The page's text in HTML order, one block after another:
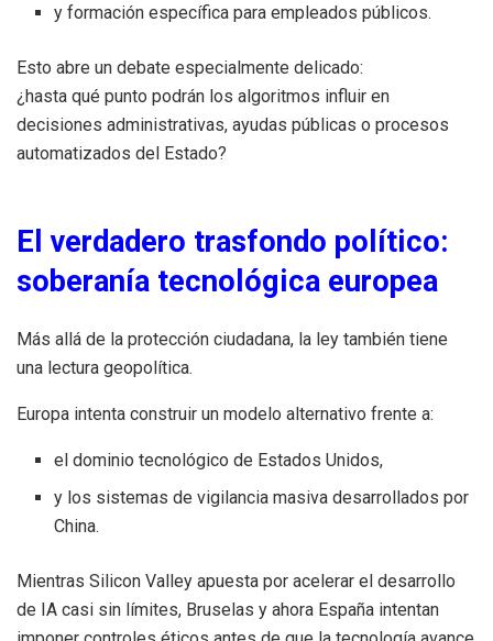
y formación específica para empleados públicos.
Esto abre un debate especialmente delicado:
¿hasta qué punto podrán los algoritmos influir en
decisiones administrativas, ayudas públicas o procesos
automatizados del Estado?
El verdadero trasfondo político:
soberanía tecnológica europea
Más allá de la protección ciudadana, la ley también tiene
una lectura geopolítica.
Europa intenta construir un modelo alternativo frente a:
el dominio tecnológico de Estados Unidos,
y los sistemas de vigilancia masiva desarrollados por
China.
Mientras Silicon Valley apuesta por acelerar el desarrollo
de IA casi sin límites, Bruselas y ahora España intentan